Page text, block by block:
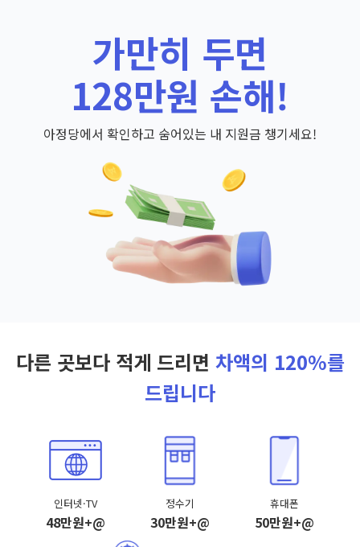
가만히 두면
128만원 손해!
아정당에서 확인하고 숨어있는 내 지원금 챙기세요!
다른 곳보다 적게 드리면 차액의 120%를
드립니다
인터넷·TV
48만원+@
정수기
30만원+@
휴대폰
50만원+@